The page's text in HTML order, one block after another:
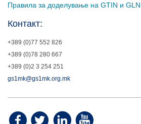
Правила за доделување на GTIN и GLN
Контакт:
+389 (0)77 552 826
+389 (0)78 280 667
+389 (0)2 3 254 251
gs1mk@gs1mk.org.mk